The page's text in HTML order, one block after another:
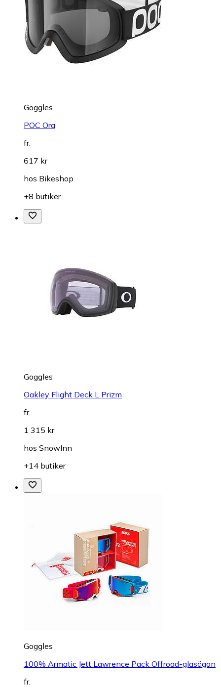
Goggles
POC Ora
fr.
617 kr
hos Bikeshop
+8 butiker
Goggles
Oakley Flight Deck L Prizm
fr.
1 315 kr
hos SnowInn
+14 butiker
Goggles
100% Armatic Jett Lawrence Pack Offroad-glasögon
fr.